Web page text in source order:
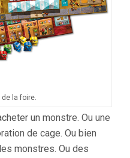
la foire.
un monstre. Ou une
de cage. Ou bien
monstres. Ou des